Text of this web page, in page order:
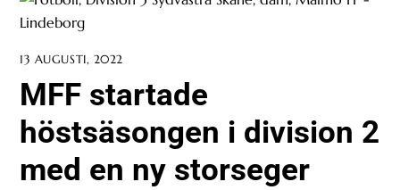
13 AUGUSTI, 2022
MFF startade
höstsäsongen i division 2
med en ny storseger